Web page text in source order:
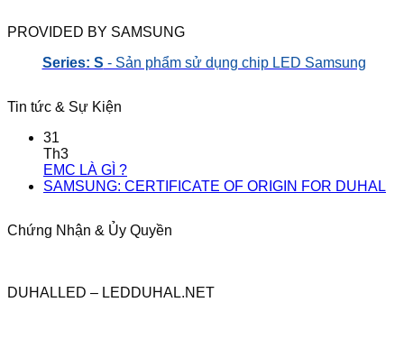
PROVIDED BY SAMSUNG
Series: S - Sản phẩm sử dụng chip LED Samsung
Tin tức & Sự Kiện
31
Th3
EMC LÀ GÌ ?
SAMSUNG: CERTIFICATE OF ORIGIN FOR DUHAL
Chứng Nhận & Ủy Quyền
DUHALLED – LEDDUHAL.NET